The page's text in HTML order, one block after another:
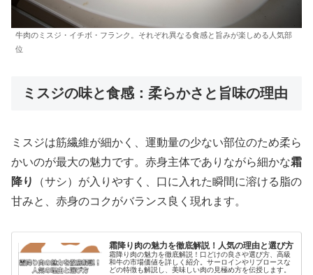
牛肉のミスジ・イチボ・フランク。それぞれ異なる食感と旨みが楽しめる人気部
位
ミスジの味と食感：柔らかさと旨味の理由
ミスジは筋繊維が細かく、運動量の少ない部位のため柔ら
かいのが最大の魅力です。赤身主体でありながら細かな霜
降り
（サシ）が入りやすく、口に入れた瞬間に溶ける脂の
甘みと、赤身のコクがバランス良く現れます。
霜降り肉の魅力を徹底解説！人気の理由と選び方
霜降り肉の魅力を徹底解説！口どけの良さや選び方、高級
和牛の市場価値を詳しく紹介。サーロインやリブロースな
どの特徴も解説し、美味しい肉の見極め方を伝授します。